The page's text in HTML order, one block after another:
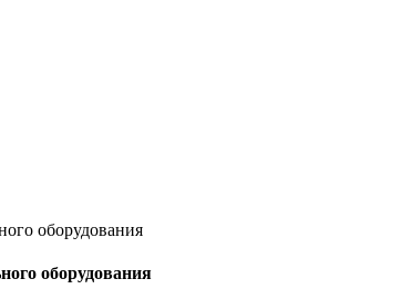
оборудования